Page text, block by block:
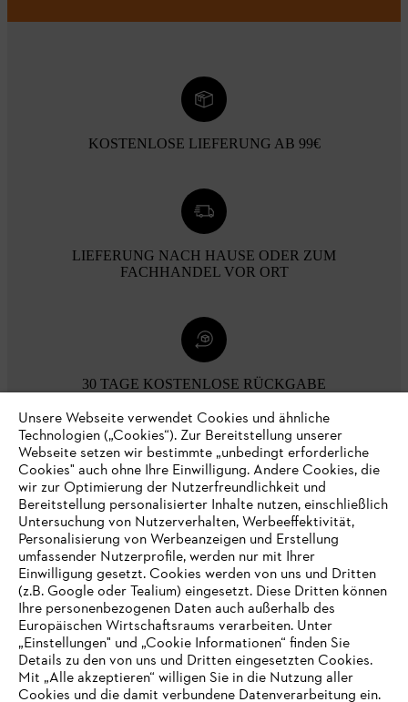
KOSTENLOSE LIEFERUNG AB 99€
LIEFERUNG NACH HAUSE ODER ZUM
FACHHANDEL VOR ORT
30 TAGE KOSTENLOSE RÜCKGABE
Zahlungsmöglichkeiten
Unternehmen
Unsere Webseite verwendet Cookies und ähnliche
Technologien („Cookies“). Zur Bereitstellung unserer
Webseite setzen wir bestimmte „unbedingt erforderliche
Cookies" auch ohne Ihre Einwilligung. Andere Cookies, die
wir zur Optimierung der Nutzerfreundlichkeit und
Bereitstellung personalisierter Inhalte nutzen, einschließlich
Untersuchung von Nutzerverhalten, Werbeeffektivität,
Personalisierung von Werbeanzeigen und Erstellung
umfassender Nutzerprofile, werden nur mit Ihrer
Einwilligung gesetzt. Cookies werden von uns und Dritten
(z.B. Google oder Tealium) eingesetzt. Diese Dritten können
Ihre personenbezogenen Daten auch außerhalb des
Europäischen Wirtschaftsraums verarbeiten. Unter
„Einstellungen" und „Cookie Informationen“ finden Sie
Details zu den von uns und Dritten eingesetzten Cookies.
Mit „Alle akzeptieren“ willigen Sie in die Nutzung aller
Cookies und die damit verbundene Datenverarbeitung ein.